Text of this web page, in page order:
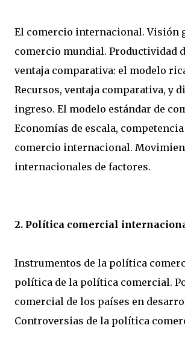
El comercio internacional. Visión
comercio mundial. Productividad
ventaja comparativa: el modelo
Recursos, ventaja comparativa, y
ingreso. El modelo estándar de
Economías de escala,
comercio internacional.
internacionales de factores.
2. Política comercial
Instrumentos de la política
política de la política comercial.
comercial de los países en
Controversias de la política